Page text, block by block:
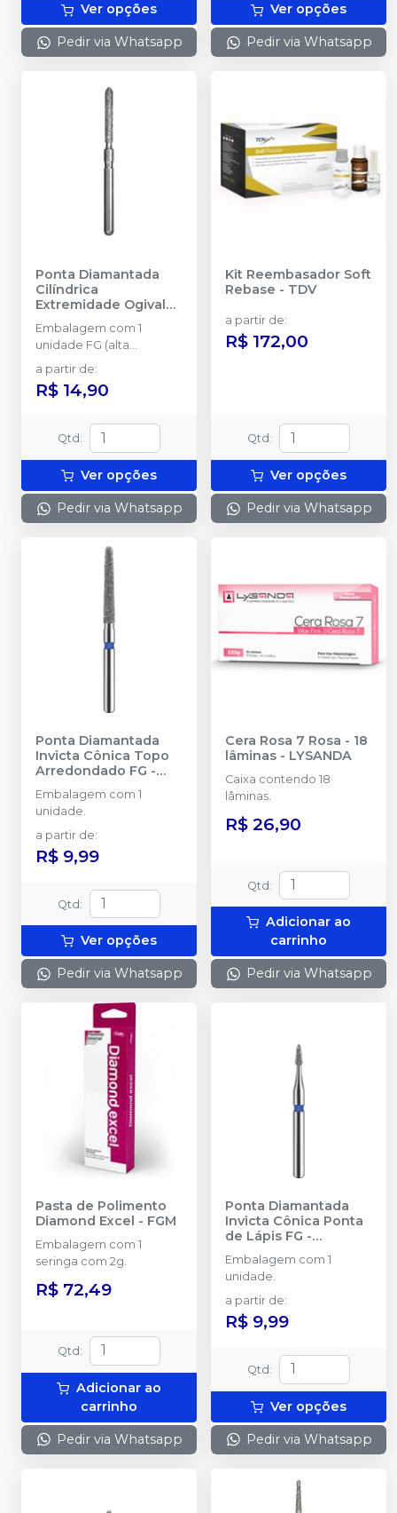
Ver opções
Pedir via Whatsapp
Ver opções
Pedir via Whatsapp
Ponta Diamantada
Cilíndrica
Extremidade Ogival
- KG SORENSEN
Embalagem com 1
unidade FG (alta
rotação).
a partir de:
R$ 14,90
Qtd :
Ver opções
Pedir via Whatsapp
Kit Reembasador Soft
Rebase - TDV
a partir de:
R$ 172,00
Qtd :
Ver opções
Pedir via Whatsapp
Ponta Diamantada
Invicta Cônica Topo
Arredondado FG -
AMERICAN BURRS
Embalagem com 1
unidade.
a partir de:
R$ 9,99
Qtd:
Ver opções
Pedir via Whatsapp
Cera Rosa 7 Rosa - 18
lâminas - LYSANDA
Caixa contendo 18
lâminas.
R$ 26,90
Qtd:
Adicionar ao
carrinho
Pedir via Whatsapp
Pasta de Polimento
Diamond Excel - FGM
Embalagem com 1
seringa com 2g.
R$ 72,49
Qtd :
Adicionar ao
carrinho
Pedir via Whatsapp
Ponta Diamantada
Invicta Cônica Ponta
de Lápis FG -
AMERICAN BURRS
Embalagem com 1
unidade.
a partir de:
R$ 9,99
Qtd :
Ver opções
Pedir via Whatsapp